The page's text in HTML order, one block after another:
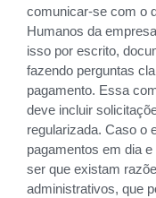
comunicar-se com o
Humanos da
isso por escrito,
fazendo perguntas
pagamento. Essa
deve incluir
regularizada. Caso o
pagamentos em dia
ser que existam
administrativos, que